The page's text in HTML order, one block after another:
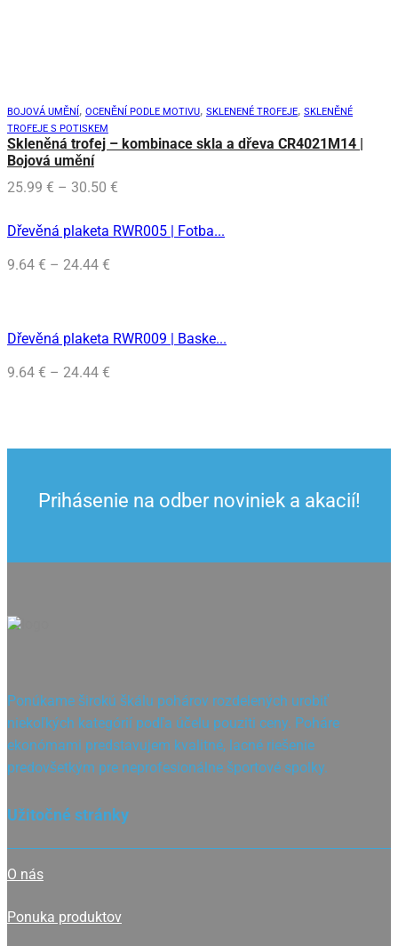
BOJOVÁ UMĚNÍ, OCENĚNÍ PODLE MOTIVU, SKLENENÉ TROFEJE, SKLENĚNÉ
TROFEJE S POTISKEM
Skleněná trofej – kombinace skla a dřeva CR4021M14 |
Bojová umění
25.99 € – 30.50 €
through
Dřevěná plaketa RWR005 | Fotba...
9.64 € – 24.44 €
through
Dřevěná plaketa RWR009 | Baske...
9.64 € – 24.44 €
Prihásenie na odber noviniek a akacií!
Ponúkame širokú škálu pohárov rozdelených urobiť
niekoľkých kategórií podľa účelu pouziti ceny. Poháre
ekonómami predstavujem kvalitné, lacné riešenie
predovšetkým pre neprofesionálne športové spolky.
Užitočné stránky
O nás
Ponuka produktov